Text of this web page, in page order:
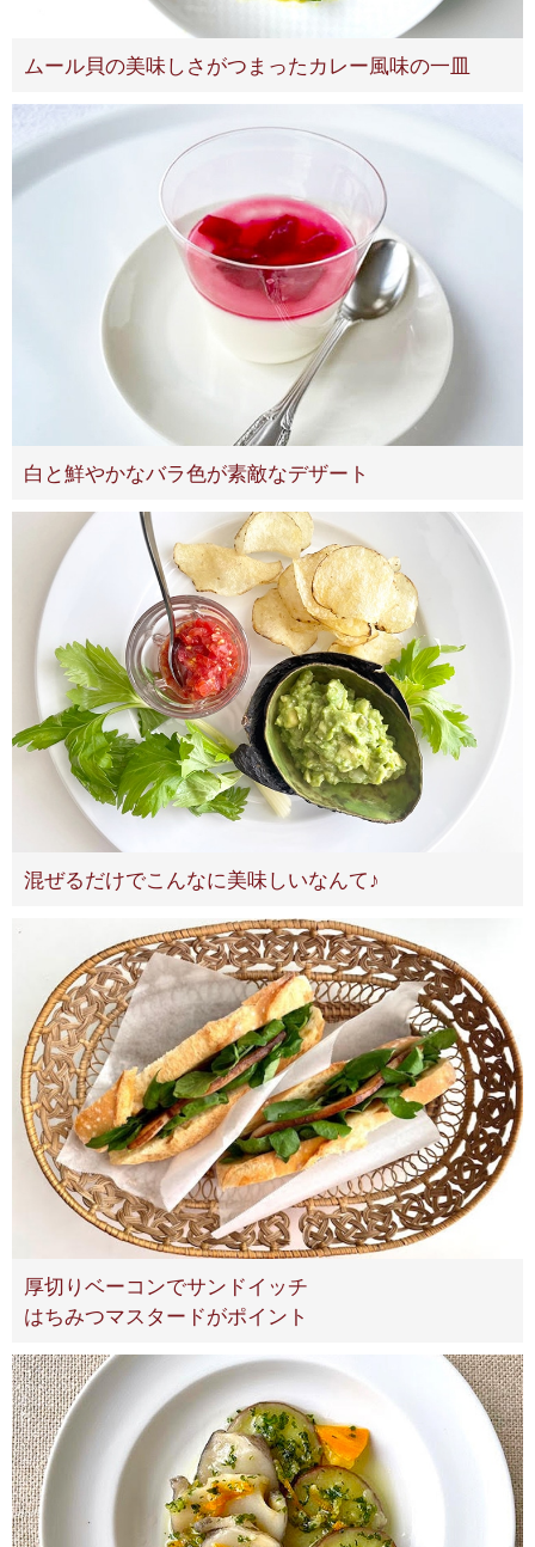
ムール貝の美味しさがつまったカレー風味の一皿
白と鮮やかなバラ色が素敵なデザート
混ぜるだけでこんなに美味しいなんて♪
厚切りベーコンでサンドイッチ
はちみつマスタードがポイント